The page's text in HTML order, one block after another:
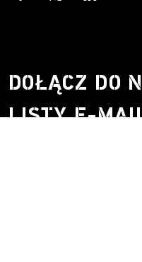
DOŁĄCZ DO
LISTY E-